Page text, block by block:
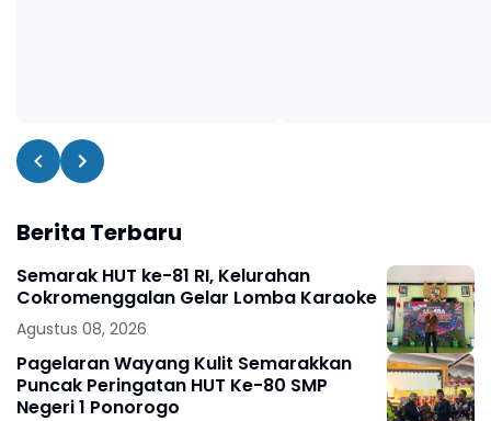
Berita Terbaru
Semarak HUT ke-81 RI, Kelurahan
Cokromenggalan Gelar Lomba Karaoke
Agustus 08, 2026
Pagelaran Wayang Kulit Semarakkan
Puncak Peringatan HUT Ke-80 SMP
Negeri 1 Ponorogo